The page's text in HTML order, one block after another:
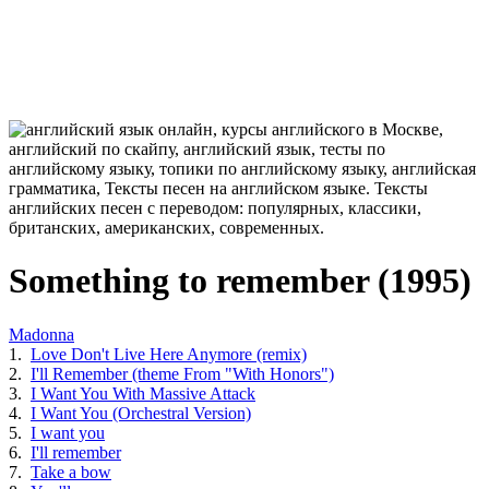
Something to remember (1995)
Madonna
1. Love Don't Live Here Anymore (remix)
2. I'll Remember (theme From "With Honors")
3. I Want You With Massive Attack
4. I Want You (Orchestral Version)
5. I want you
6. I'll remember
7. Take a bow